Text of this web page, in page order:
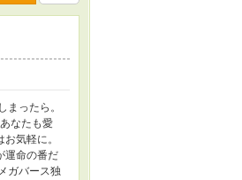
ったら。
なたも愛
気軽に。
命の番だ
ガバース独